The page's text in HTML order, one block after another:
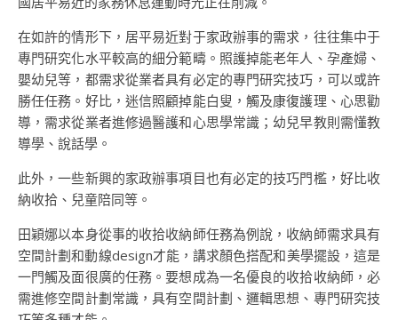
在如許的情形下，居平易近對于家政辦事的需求，往往集中于
專門研究化水平較高的細分範疇。照護掉能老年人、孕產婦、
嬰幼兒等，都需求從業者具有必定的專門研究技巧，可以或許
勝任任務。好比，迷信照顧掉能白叟，觸及康復護理、心思勸
導，需求從業者進修過醫護和心思學常識；幼兒早教則需懂教
導學、說話學。
此外，一些新興的家政辦事項目也有必定的技巧門檻，好比收
納收拾、兒童陪同等。
田穎娜以本身從事的收拾收納師任務為例說，收納師需求具有
空間計劃和動線design才能，講求顏色搭配和美學擺設，這是
一門觸及面很廣的任務。要想成為一名優良的收拾收納師，必
需進修空間計劃常識，具有空間計劃、邏輯思想、專門研究技